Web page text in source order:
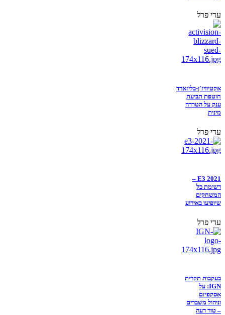
עדי פרל
אקטיוויז'ן-בליזארד
חוטפת תביעת
ענק על הטרדה
מינית
עדי פרל
E3 2021 –
רשימת כל
המשחקים
שיופיעו באירוע
עדי פרל
בעקבות תקרית
IGN: על
אסקפיזם
וניהול משברים
– טור דעה